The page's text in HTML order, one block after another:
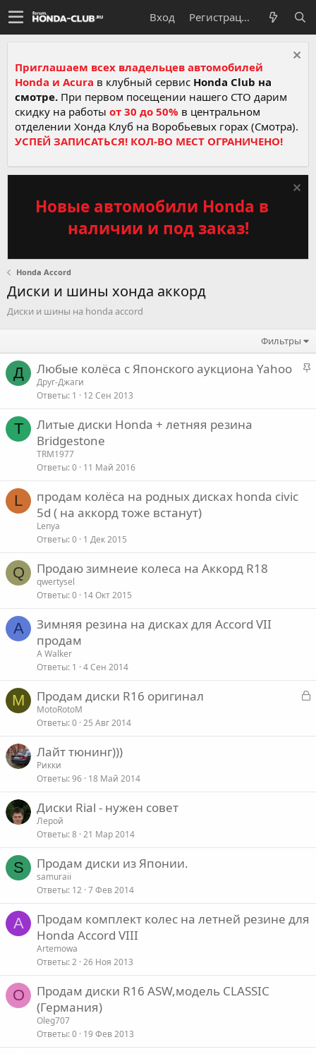
Вход Регистрация
Приглашаем всех владельцев автомобилей
Honda и Acura в клубный сервис Honda Club на
смотре. При первом посещении нашего СТО дарим
скидку на работы от 30 до 50% в центральном
отделении Хонда Клуб на Воробьевых горах (Смотра).
УСПЕЙ ЗАПИСАТЬСЯ! КОЛ-ВО МЕСТ ОГРАНИЧЕНО!
Новые автомобили Honda в
наличии и под заказ!
Honda Accord
Диски и шины хонда аккорд
Диски и шины на honda accord
Фильтры
Д
З
Любые колёса с Японского аукциона Yahoo
Друг-Джаги
Ответы 1 12 Сен 2013
T
Литые диски Honda + летняя резина
Bridgestone
TRM1977
Ответы 0 11 Май 2016
L
продам колёса на родных дисках honda civic
5d ( на аккорд тоже встанут)
Lenya
Ответы 0 1 Дек 2015
Q Продаю зимнеие колеса на Аккорд R18
qwertysel
Ответы 0 14 Окт 2015
A
Зимняя резина на дисках для Accord VII
продам
A Walker
Ответы 1 4 Сен 2014
M
З
Продам диски R16 оригинал
MotoRotoM
Ответы 0 25 Авг 2014
Лайт тюнинг)))
Рикки
Ответы 96 18 Май 2014
Диски Rial - нужен совет
Лерой
Ответы 8 21 Мар 2014
S Продам диски из Японии.
samuraii
Ответы 12 7 Фев 2014
A
Продам комплект колес на летней резине для
Honda Accord VIII
Artemowa
Ответы 2 26 Ноя 2013
O
Продам диски R16 ASW,модель CLASSIC
(Германия)
Oleg707
Ответы 0 19 Фев 2013